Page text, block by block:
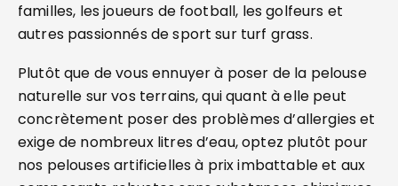
familles, les joueurs de football, les golfeurs et
autres passionnés de sport sur turf grass.
Plutôt que de vous ennuyer à poser de la pelouse
naturelle sur vos terrains, qui quant à elle peut
concrètement poser des problèmes d’allergies et
exige de nombreux litres d’eau, optez plutôt pour
nos pelouses artificielles à prix imbattable et aux